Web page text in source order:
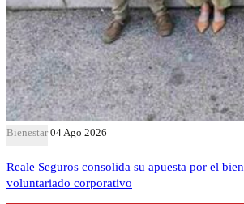
Bienestar 04 Ago 2026
Reale Seguros consolida su apuesta por el
voluntariado corporativo